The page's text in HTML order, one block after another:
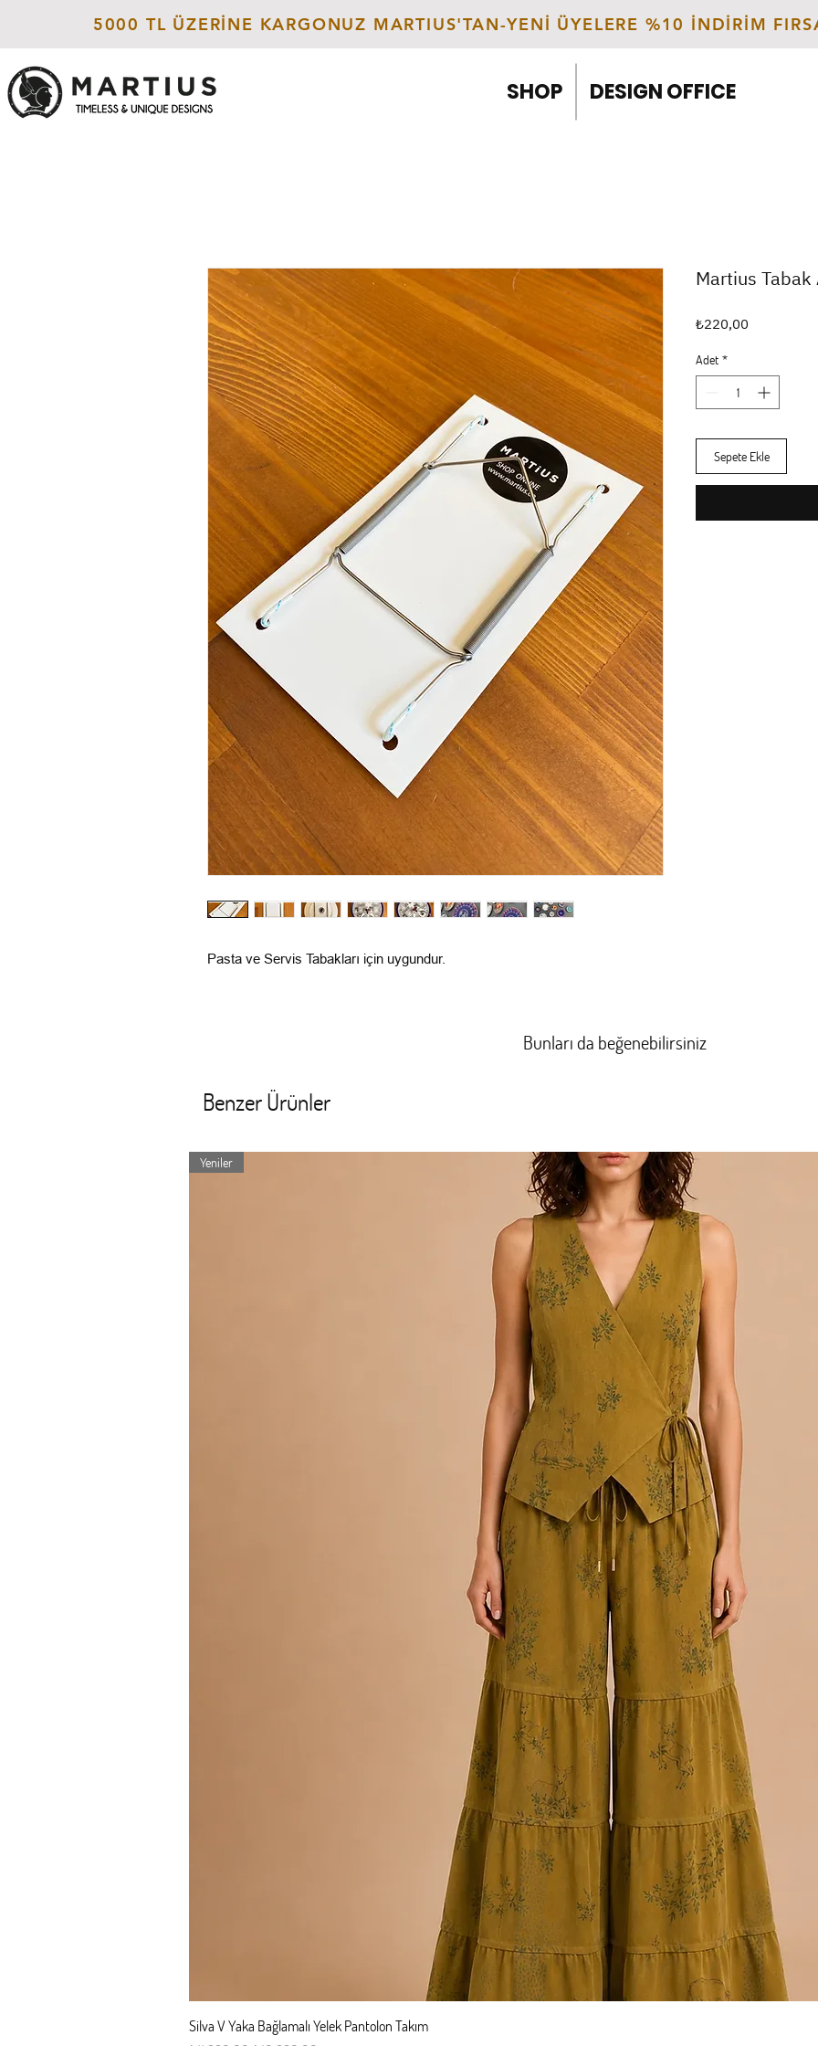
5000 TL ÜZERİNE KARGONUZ MARTIUS'TAN-YENİ ÜYELERE %10 İNDİRİM
SHOP DESIGN OFFICE
Pasta ve Servis Tabakları için uygundur.
Martius Tabak
₺220,00
Adet *
Sepete Ekle
Bunları da beğenebilirsiniz
Benzer Ürünler
Yeniler
Silva V Yaka Bağlamalı Yelek Pantolon Takım